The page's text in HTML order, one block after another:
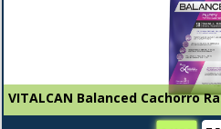
VITALCAN Balanced Cachorro